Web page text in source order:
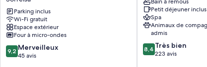
and
Boating
Sorreisa
Parking inclus
Wi-Fi gratuit
Espace extérieur
Four à micro-ondes
9.2
sur
9,2 Merveilleux
45 avis
Bain à remous
Petit déjeuner inclus
Spa
Animaux de
admis
8.4
sur
8,4 Très bien
223 avis